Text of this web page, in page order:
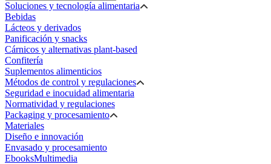
Soluciones y tecnología alimentaria
Bebidas
Lácteos y derivados
Panificación y snacks
Cárnicos y alternativas plant-based
Confitería
Suplementos alimenticios
Métodos de control y regulaciones
Seguridad e inocuidad alimentaria
Normatividad y regulaciones
Packaging y procesamiento
Materiales
Diseño e innovación
Envasado y procesamiento
EbooksMultimedia